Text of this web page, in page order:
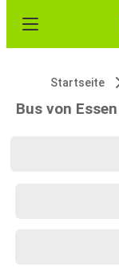
Startseite
Bus von